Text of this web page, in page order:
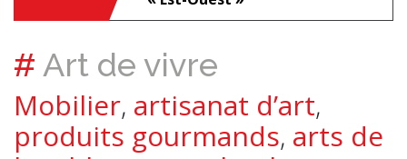
# Art de vivre
Mobilier, artisanat d’art,
produits gourmands, arts de